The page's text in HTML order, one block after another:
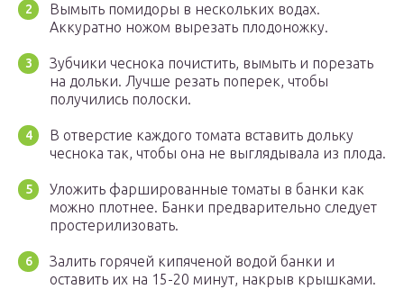
Вымыть помидоры в нескольких водах.
Аккуратно ножом вырезать плодоножку.
Зубчики чеснока почистить, вымыть и порезать
на дольки. Лучше резать поперек, чтобы
получились полоски.
В отверстие каждого томата вставить дольку
чеснока так, чтобы она не выглядывала из плода.
Уложить фаршированные томаты в банки как
можно плотнее. Банки предварительно следует
простерилизовать.
Залить горячей кипяченой водой банки и
оставить их на 15-20 минут, накрыв крышками.